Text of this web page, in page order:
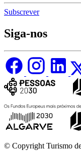
Subscrever
Siga-nos
© Copyright Turismo